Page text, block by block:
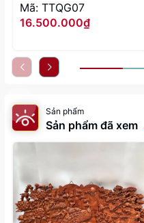
Mã: TTQG07
16.500.000₫
Sản phẩm
Sản phẩm đã xem